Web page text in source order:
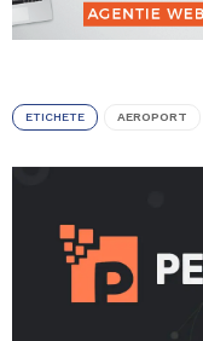
ETICHETE AEROPORT